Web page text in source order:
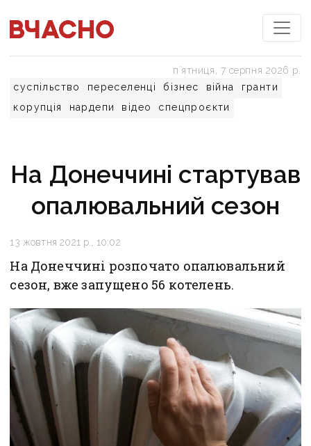
суспільство переселенці бізнес війна
гранти
корупція
нардепи відео спецпроєкти
пʼятниця, 7 серпня 2026 р.
На Донеччині стартував
опалювальний сезон
13 жовтня 2021 р., 10:02
На Донеччині розпочато опалювальний
сезон, вже запущено 56 котелень.